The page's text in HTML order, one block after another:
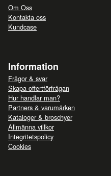
Om Oss
Kontakta oss
Kundcase
Information
Frågor & svar
Skapa offertförfrågan
Hur handlar man?
Partners & varumärken
Kataloger & broschyer
Allmänna villkor
Integritetspolicy
Cookies